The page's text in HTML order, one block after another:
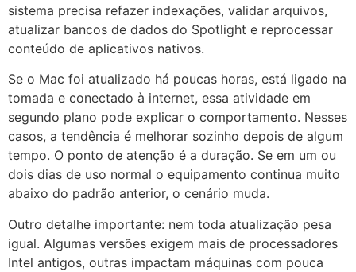
sistema precisa refazer indexações, validar arquivos,
atualizar bancos de dados do Spotlight e reprocessar
conteúdo de aplicativos nativos.
Se o Mac foi atualizado há poucas horas, está ligado na
tomada e conectado à internet, essa atividade em
segundo plano pode explicar o comportamento. Nesses
casos, a tendência é melhorar sozinho depois de algum
tempo. O ponto de atenção é a duração. Se em um ou
dois dias de uso normal o equipamento continua muito
abaixo do padrão anterior, o cenário muda.
Outro detalhe importante: nem toda atualização pesa
igual. Algumas versões exigem mais de processadores
Intel antigos, outras impactam máquinas com pouca